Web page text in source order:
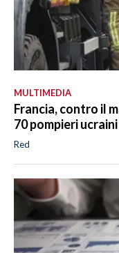
MULTIMEDIA
Francia, contro il
70 pompieri ucraini
Red